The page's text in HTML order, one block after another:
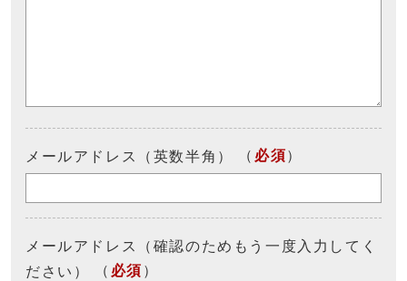
メールアドレス（英数半角） （ 必須）
メールアドレス（確認のためもう一度入力してく
ださい）
（ 必須 ）